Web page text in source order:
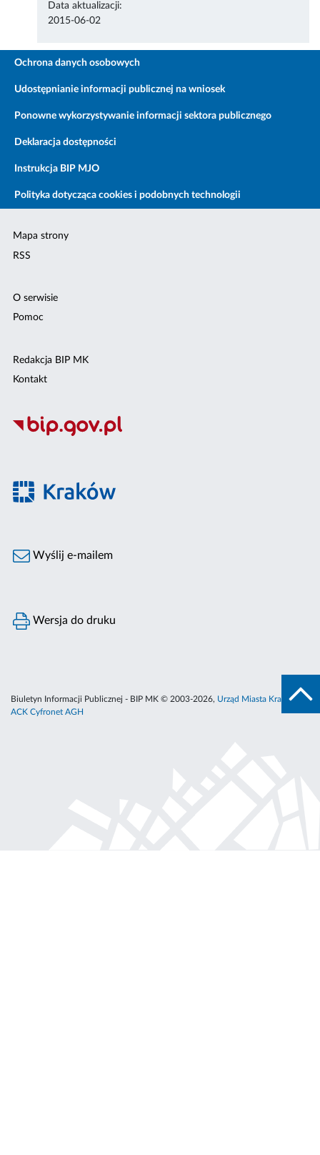
Data aktualizacji:
2015-06-02
Ochrona danych osobowych
Udostępnianie informacji publicznej na wniosek
Ponowne wykorzystywanie informacji sektora publicznego
Deklaracja dostępności
Instrukcja BIP MJO
Polityka dotycząca cookies i podobnych technologii
Mapa strony
RSS
O serwisie
Pomoc
Redakcja BIP MK
Kontakt
Wyślij e-mailem
Wersja do druku
Biuletyn Informacji Publicznej - BIP MK © 2003-2026, Urząd Miasta Krakowa
ACK Cyfronet AGH